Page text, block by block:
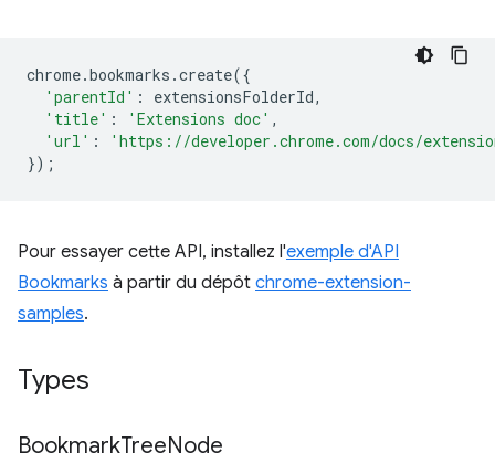
chrome.bookmarks .create({
'parentId' : extensionsFolderId,
'title' : 'Extensions doc' ,
'url' :
'https://developer.chrome.com/docs/
});
Pour essayer cette API, installez l'exemple d'API
Bookmarks à partir du dépôt chrome-extension-
samples.
Types
BookmarkTreeNode